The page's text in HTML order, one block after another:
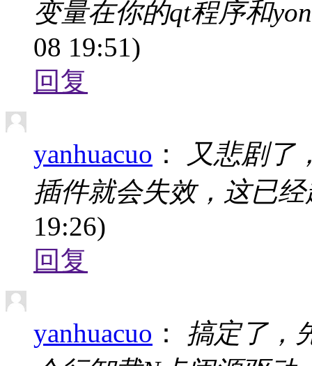
变量在你的qt程序和
08 19:51)
回复
yanhuacuo ：
又悲剧了
插件就会失效，这已
19:26)
回复
yanhuacuo ：
搞定了，